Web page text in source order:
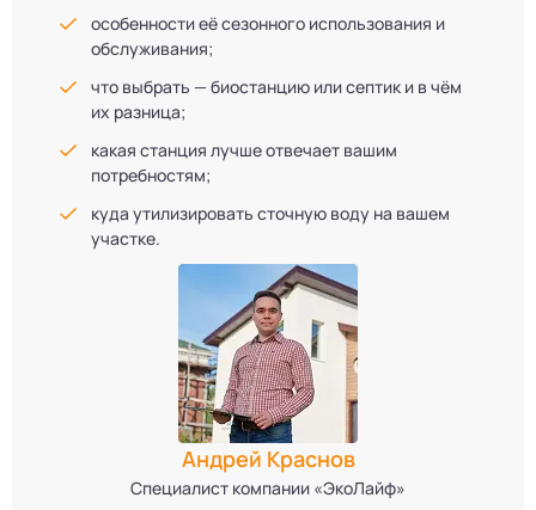
особенности её сезонного использования и
обслуживания;
что выбрать — биостанцию или септик и в чём
их разница;
какая станция лучше отвечает вашим
потребностям;
куда утилизировать сточную воду на вашем
участке.
Андрей Краснов
Специалист компании «ЭкоЛайф»